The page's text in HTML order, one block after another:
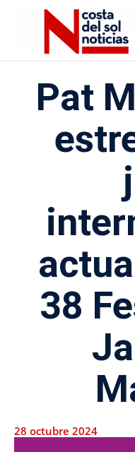
Pat
38
28 octubre 2024